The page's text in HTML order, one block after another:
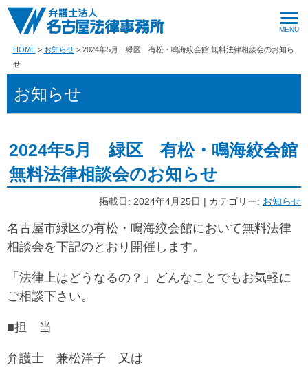
HOME お知らせ
2024年5月 緑区 有松・鳴海絞会館 無料法律相談会のお知ら
せ
お知らせ
2024年5月 緑区 有松・鳴海絞会館
無料法律相談会のお知らせ
掲載日: 2024年4月25日 | カテゴリー: お知らせ
名古屋市緑区の有松・鳴海絞会館において無料法律
相談会を下記のとおり開催します。
「法律上はどうなるの？」どんなことでもお気軽に
ご相談下さい。
■担 当
弁護士 兼松洋子 又は